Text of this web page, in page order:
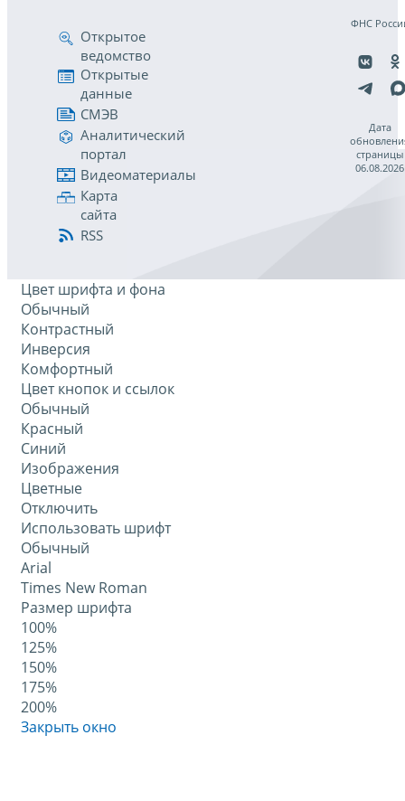
Открытое
ведомство
Открытые
данные
СМЭВ
Аналитический
портал
Видеоматериалы
Карта
сайта
RSS
ФНС
Дата
страницы
06.08.2026
Цвет шрифта и фона
Обычный
Контрастный
Инверсия
Комфортный
Цвет кнопок и ссылок
Обычный
Красный
Синий
Изображения
Цветные
Отключить
Использовать шрифт
Обычный
Arial
Times New Roman
Размер шрифта
100%
125%
150%
175%
200%
Закрыть окно